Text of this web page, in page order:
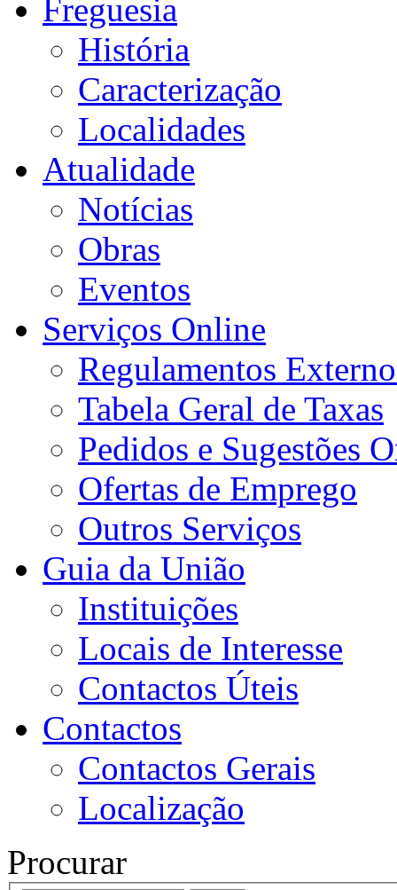
Freguesia
História
Caracterização
Localidades
Atualidade
Notícias
Obras
Eventos
Serviços Online
Regulamentos
Tabela Geral de Taxas
Pedidos e Sugestões
Ofertas de Emprego
Outros Serviços
Guia da União
Instituições
Locais de Interesse
Contactos Úteis
Contactos
Contactos Gerais
Localização
Procurar